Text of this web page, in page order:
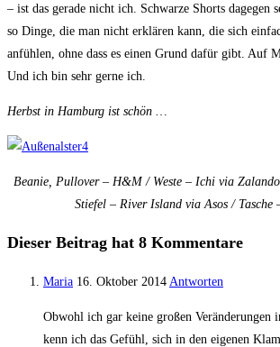
– ist das gerade nicht ich. Schwarze Shorts dagegen
so Dinge, die man nicht erklären kann, die sich
anfühlen, ohne dass es einen Grund dafür gibt. Auf
Und ich bin sehr gerne ich.
Herbst in Hamburg ist schön …
Beanie, Pullover – H&M / Weste – Ichi via
Stiefel – River Island via Asos / Tasche
Dieser Beitrag hat 8 Kommentare
Maria 16. Oktober 2014 Antworten
Obwohl ich gar keine großen Veränderungen
kenn ich das Gefühl, sich in den eigenen